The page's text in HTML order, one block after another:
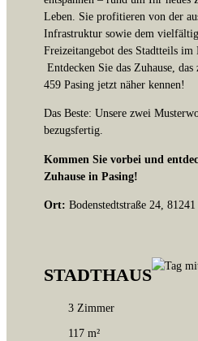
Leben. Sie profitieren von der
Infrastruktur sowie dem
Freizeitangebot des Stadtteils im
Entdecken Sie das Zuhause,
459 Pasing jetzt näher kennen!
Das Beste: Unsere zwei
bezugsfertig.
Kommen Sie vorbei und
Zuhause in Pasing!
Ort: Bodenstedtstraße 24,
STADTHAUS
3 Zimmer
117 m²